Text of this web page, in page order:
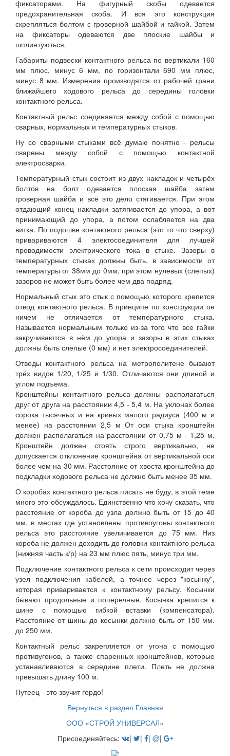
фиксаторами. На фигурный скобы одевается
предохранительная скоба. И вся это конструкция
скрепляться болтом с гроверной шайбой и гайкой. Затем
на фиксаторы одеваются две плоские шайбы и
шплинтуються.
Габариты подвески контактного рельса по вертикали 160
мм плюс, минус 6 мм, по горизонтали 690 мм плюс,
минус 8 мм. Измерения производятся от рабочей грани
ближайшего ходового рельса до середины головки
контактного рельса.
Контактный рельс соединяется между собой с помощью
сварных, нормальных и температурных стыков.
Ну со сварными стыками всё думаю понятно - рельсы
сварены между собой с помощью контактной
электросварки.
Температурный стык состоит из двух накладок и четырёх
болтов на болт одевается плоская шайба затем
гроверная шайба и всё это дело стягивается. При этом
отдающий конец накладки затягивается до упора, а вот
принимающий до упора, а потом ослабляется на два
витка. По подошве контактного рельса (это то что сверху)
привариваются 4 электосоединителя для лучшей
проводимости электрического тока в стыке. Зазоры в
температурных стыках должны быть, в зависимости от
температуры от 38мм до 0мм, при этом нулевых (слепых)
зазоров не может быть более чем два подряд.
Нормальный стык это стык с помощью которого крепится
отвод контактного рельса. В принципе по конструкции он
ничем не отличается от температурного стыка.
Называется нормальным только из-за того что все гайки
закручиваются в нём до упора и зазоры в этих стыках
должны быть слепые (0 мм) и нет электросоединителей.
Отводы контактного рельса на метрополитене бывают
трёх видов 1/20, 1/25 и 1/30. Отличаются они длиной и
углом подъема.
Кронштейны контактного рельса должны располагаться
друг от друга на расстоянии 4,5 - 5,4 м. На уклонах более
сорока тысячных и на кривых малого радиуса (400 м и
менее) на расстоянии 2,5 м От оси стыка кронштейн
должен располагаться на расстоянии от 0,75 м - 1,25 м.
Кронштейн должен стоять строго вертикально, не
допускается отклонение кронштейна от вертикальной оси
более чем на 30 мм. Расстояние от хвоста кронштейна до
подкладки ходового рельса не должно быть менее 35 мм.
О коробах контактного рельса писать не буду, в этой теме
много это обсуждалось. Единственно что хочу сказать, что
расстояние от короба до узла должно быть от 15 до 40
мм, в местах где установлены противоугоны контактного
рельса это расстояние увеличивается до 75 мм. Низ
короба не должен доходить до головки контактного рельса
(нижняя часть к/р) на 23 мм плюс пять, минус три мм.
Подключение контактного рельса к сети происходит через
узел подключения кабелей, а точнее через "косынку",
которая приваривается к контактному рельсу. Косынки
бывают продольные и поперечные. Косынка крепится к
шине с помощью гибкой вставки (компенсатора).
Расстояние от шины до косынки должно быть от 150 мм.
до 250 мм.
Контактный рельс закрепляется от угона с помощью
противугонов, а также спаренных кронштейнов, которые
устанавливаются в середине плети. Плеть не должна
превышать длину 100 м.
Путеец - это звучит гордо!
Вернуться в раздел Главная
ООО «СТРОЙ УНИВЕРСАЛ»
Присоединяйтесь:
| | | @|